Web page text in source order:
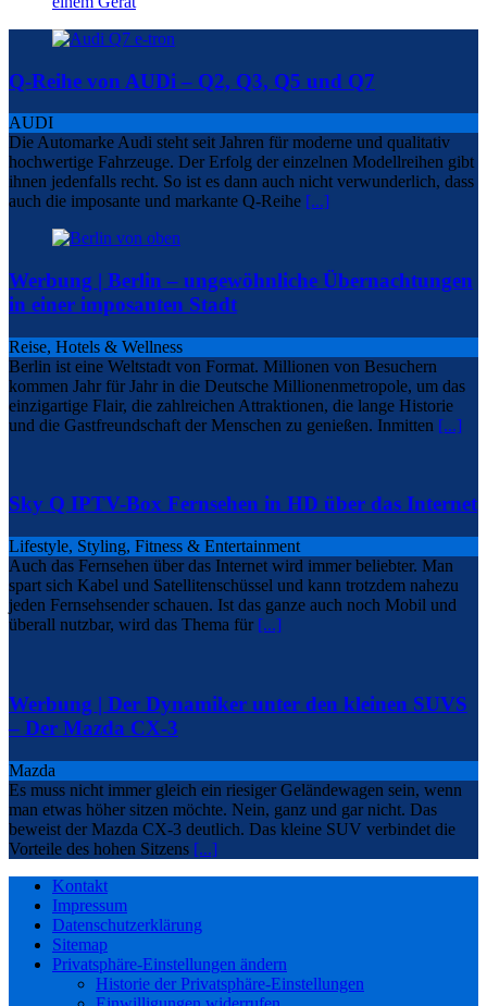
Q-Reihe von AUDi – Q2, Q3, Q5 und Q7
AUDI
Die Automarke Audi steht seit Jahren für moderne und qualitativ
hochwertige Fahrzeuge. Der Erfolg der einzelnen Modellreihen gibt
ihnen jedenfalls recht. So ist es dann auch nicht verwunderlich, dass
auch die imposante und markante Q-Reihe [...]
Werbung | Berlin – ungewöhnliche Übernachtungen
in einer imposanten Stadt
Reise, Hotels & Wellness
Berlin ist eine Weltstadt von Format. Millionen von Besuchern
kommen Jahr für Jahr in die Deutsche Millionenmetropole, um das
einzigartige Flair, die zahlreichen Attraktionen, die lange Historie
und die Gastfreundschaft der Menschen zu genießen. Inmitten [...]
Sky Q IPTV-Box Fernsehen in HD über das Internet
Lifestyle, Styling, Fitness & Entertainment
Auch das Fernsehen über das Internet wird immer beliebter. Man
spart sich Kabel und Satellitenschüssel und kann trotzdem nahezu
jeden Fernsehsender schauen. Ist das ganze auch noch Mobil und
überall nutzbar, wird das Thema für [...]
Werbung | Der Dynamiker unter den kleinen SUVS
– Der Mazda CX-3
Mazda
Es muss nicht immer gleich ein riesiger Geländewagen sein, wenn
man etwas höher sitzen möchte. Nein, ganz und gar nicht. Das
beweist der Mazda CX-3 deutlich. Das kleine SUV verbindet die
Vorteile des hohen Sitzens [...]
Kontakt
Impressum
Datenschutzerklärung
Sitemap
Privatsphäre-Einstellungen ändern
Historie der Privatsphäre-Einstellungen